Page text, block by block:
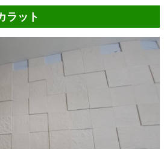
ラット